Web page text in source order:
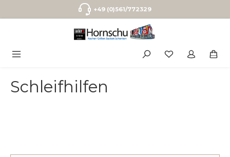
Zum Hauptinhalt springen+49 (0)561/772329
Schleifhilfen